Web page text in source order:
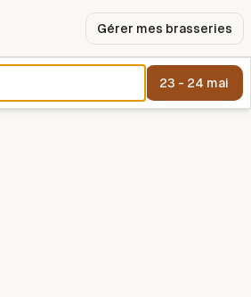
Gérer mes brasseries
23 - 24 mai